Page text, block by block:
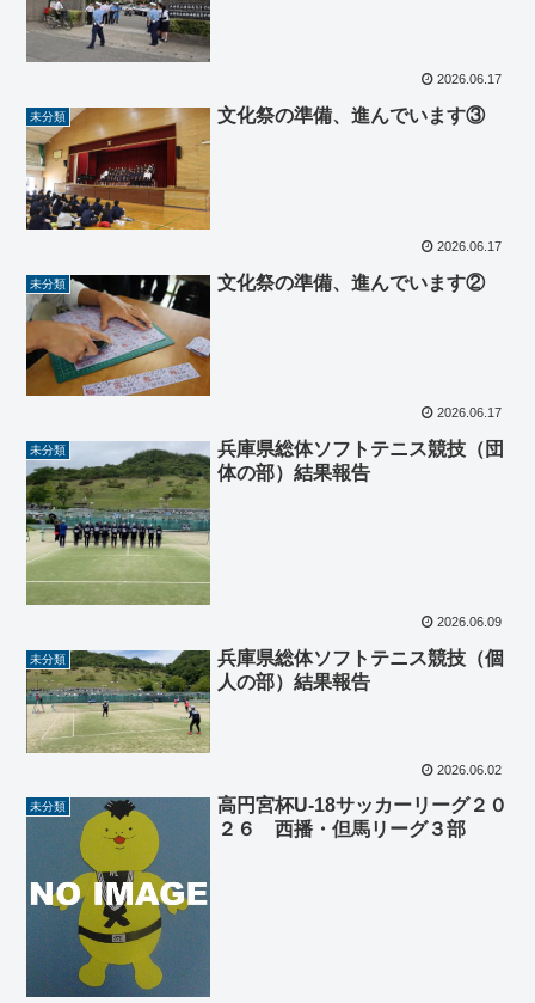
2026.06.17
未分類 文化祭の準備、進んでいます③
2026.06.17
未分類 文化祭の準備、進んでいます②
2026.06.17
未分類
兵庫県総体ソフトテニス競技（団
体の部）結果報告
2026.06.09
未分類
兵庫県総体ソフトテニス競技（個
人の部）結果報告
2026.06.02
未分類
高円宮杯U-18サッカーリーグ２０
２６ 西播・但馬リーグ３部